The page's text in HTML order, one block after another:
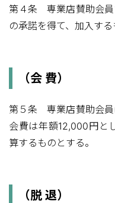
第４条 専業店賛助会員
の承諾を得て、加入する
（会 費）
第５条 専業店賛助会員
会費は年額12,000円と
算するものとする。
（脱 退）